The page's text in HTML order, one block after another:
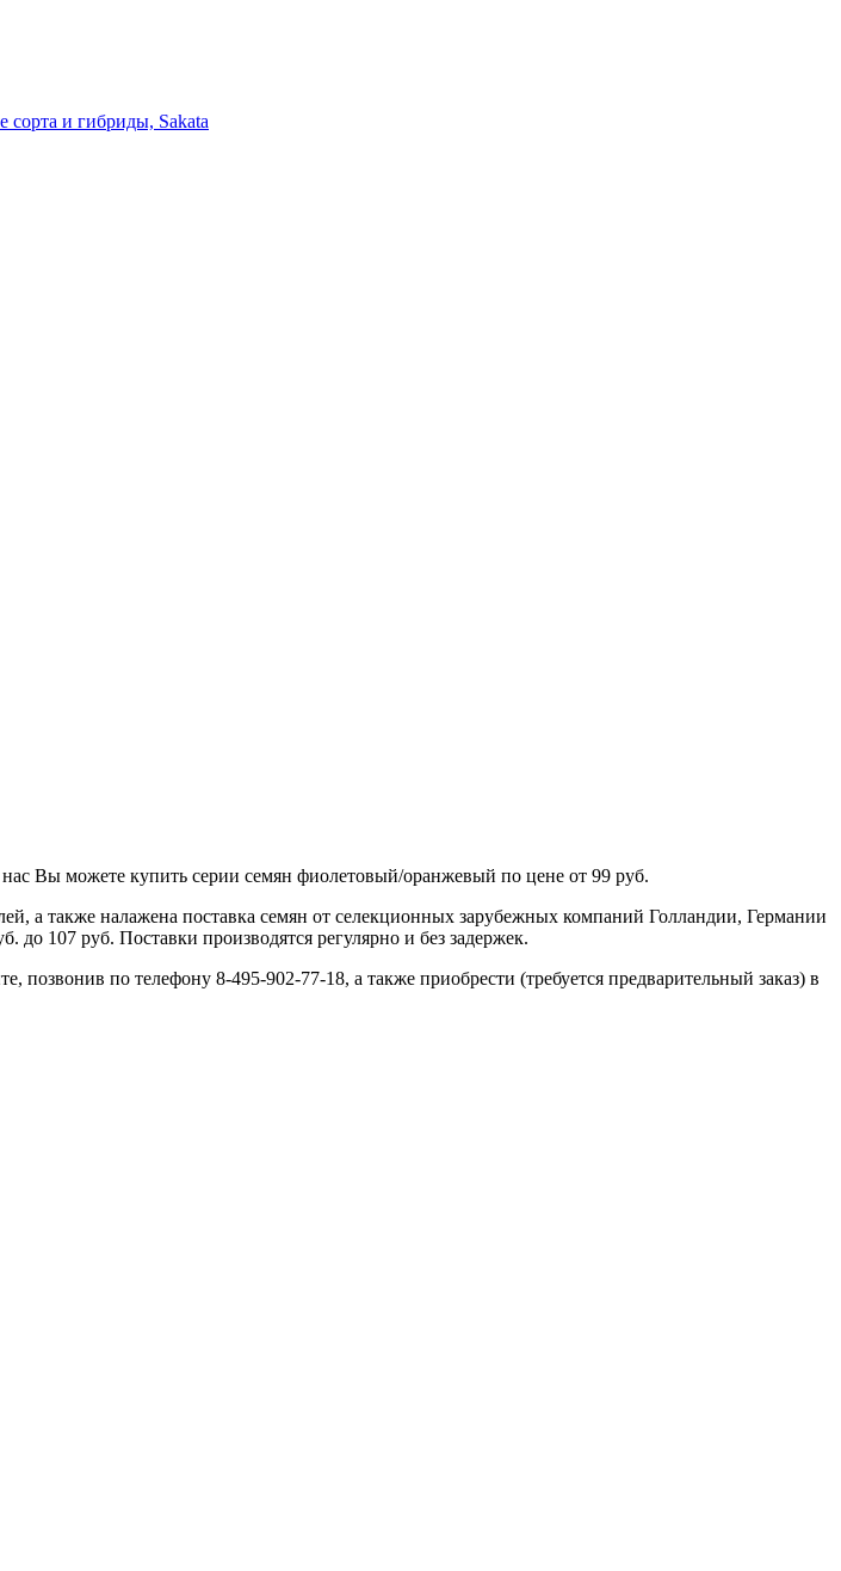
Вы можете купить серии семян фиолетовый/оранжевый по цене от 99 руб.
а также налажена поставка семян от селекционных зарубежных компаний Голландии, Германии
107 руб. Поставки производятся регулярно и без задержек.
по телефону 8-495-902-77-18, а также приобрести (требуется предварительный заказ) в